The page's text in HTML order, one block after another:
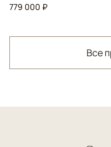
779 000 ₽
Все